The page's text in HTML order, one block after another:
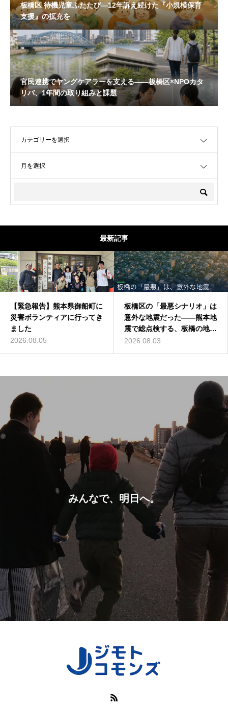
板橋区 待機児童ふたたび—12年訴え続けた『小規模保育
支援』の拡充を
官民連携でヤングケアラーを支える——板橋区×NPOカタ
リバ、1年間の取り組みと課題
最新記事
【緊急報告】熊本県御船町に
災害ボランティアに行ってき
ました
2026.08.05
板橋区の「最悪シナリオ」は
意外な地震だった——熊本地
震で総点検する、板橋の地震
リスク
2026.08.03
みんなで、明日へ。